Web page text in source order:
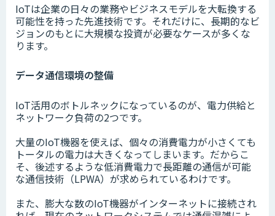
IoTは企業の日々の業務やビジネスモデルを大転換する
可能性を持った先進技術です。それだけに、長期的なビ
ジョンのもとに大規模な投資が必要なケースが多くな
ります。
データ通信環境の整備
IoT活用のボトルネックになっているのが、電力供給と
ネットワーク負荷の2つです。
大量のIoT機器を使えば、個々の消費電力が小さくても
トータルの電力は大きくなってしまいます。だからこ
そ、後述するような低消費電力で長距離の通信が可能
な通信技術（LPWA）が求められているわけです。
また、膨大な数のIoT機器がインターネットに接続され